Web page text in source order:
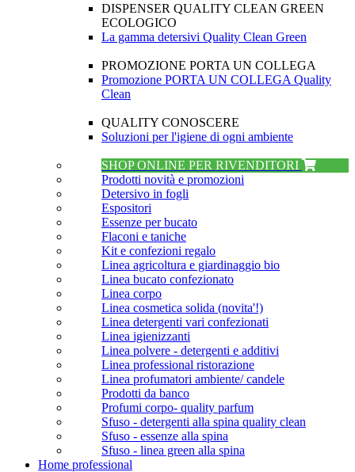
DISPENSER QUALITY CLEAN GREEN
ECOLOGICO
La gamma detersivi Quality Clean Green
PROMOZIONE PORTA UN COLLEGA
Promozione PORTA UN COLLEGA Quality
Clean
QUALITY CONOSCERE
Soluzioni per l'igiene di ogni ambiente
SHOP ONLINE PER RIVENDITORI
Prodotti novità e promozioni
Detersivo in fogli
Espositori
Essenze per bucato
Flaconi e taniche
Kit e confezioni regalo
Linea agricoltura e giardinaggio bio
Linea bucato confezionato
Linea corpo
Linea cosmetica solida (novita'!)
Linea detergenti vari confezionati
Linea igienizzanti
Linea polvere - detergenti e additivi
Linea professional ristorazione
Linea profumatori ambiente/ candele
Prodotti da banco
Profumi corpo- quality parfum
Sfuso - detergenti alla spina quality clean
Sfuso - essenze alla spina
Sfuso - linea green alla spina
Home professional